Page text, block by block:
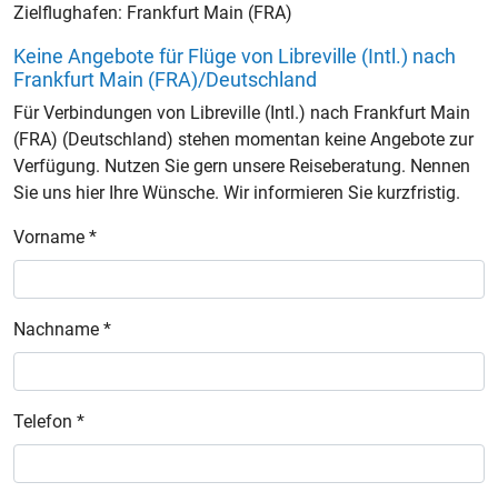
Zielflughafen: Frankfurt Main (FRA)
Keine Angebote für Flüge von Libreville (Intl.) nach
Frankfurt Main (FRA)/Deutschland
Für Verbindungen von Libreville (Intl.) nach Frankfurt Main
(FRA) (Deutschland) stehen momentan keine Angebote zur
Verfügung. Nutzen Sie gern unsere Reiseberatung. Nennen
Sie uns hier Ihre Wünsche. Wir informieren Sie kurzfristig.
Vorname *
Nachname *
Telefon *